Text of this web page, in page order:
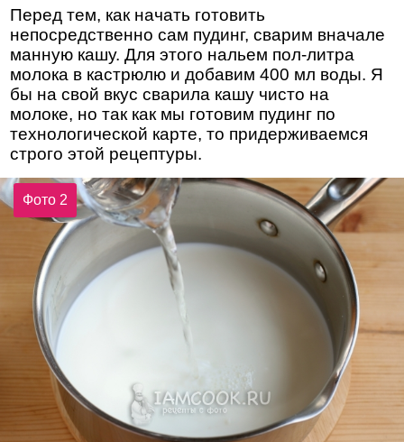
Перед тем, как начать готовить
непосредственно сам пудинг, сварим вначале
манную кашу. Для этого нальем пол-литра
молока в кастрюлю и добавим 400 мл воды. Я
бы на свой вкус сварила кашу чисто на
молоке, но так как мы готовим пудинг по
технологической карте, то придерживаемся
строго этой рецептуры.
Фото 2